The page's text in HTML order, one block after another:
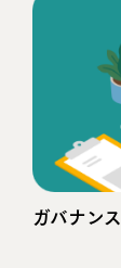
ガバナンス